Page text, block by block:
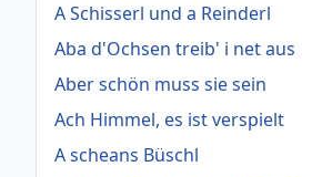
A Schisserl und a Reinderl
Aba d'Ochsen treib' i net aus
Aber schön muss sie sein
Ach Himmel, es ist verspielt
A scheans Büschl